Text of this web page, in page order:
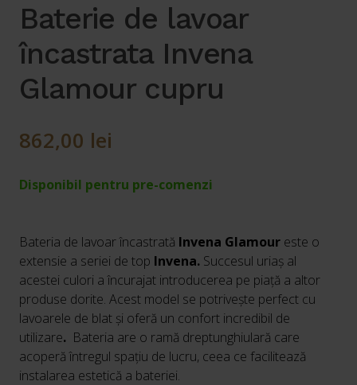
Baterie de lavoar
încastrata Invena
Glamour cupru
862,00 lei
Disponibil pentru pre-comenzi
Bateria de lavoar încastrată Invena Glamour este o
extensie a seriei de top Invena. Succesul uriaș al
acestei culori a încurajat introducerea pe piață a altor
produse dorite. Acest model se potrivește perfect cu
lavoarele de blat și oferă un confort incredibil de
utilizare. Bateria are o ramă dreptunghiulară care
acoperă întregul spațiu de lucru, ceea ce facilitează
instalarea estetică a bateriei.